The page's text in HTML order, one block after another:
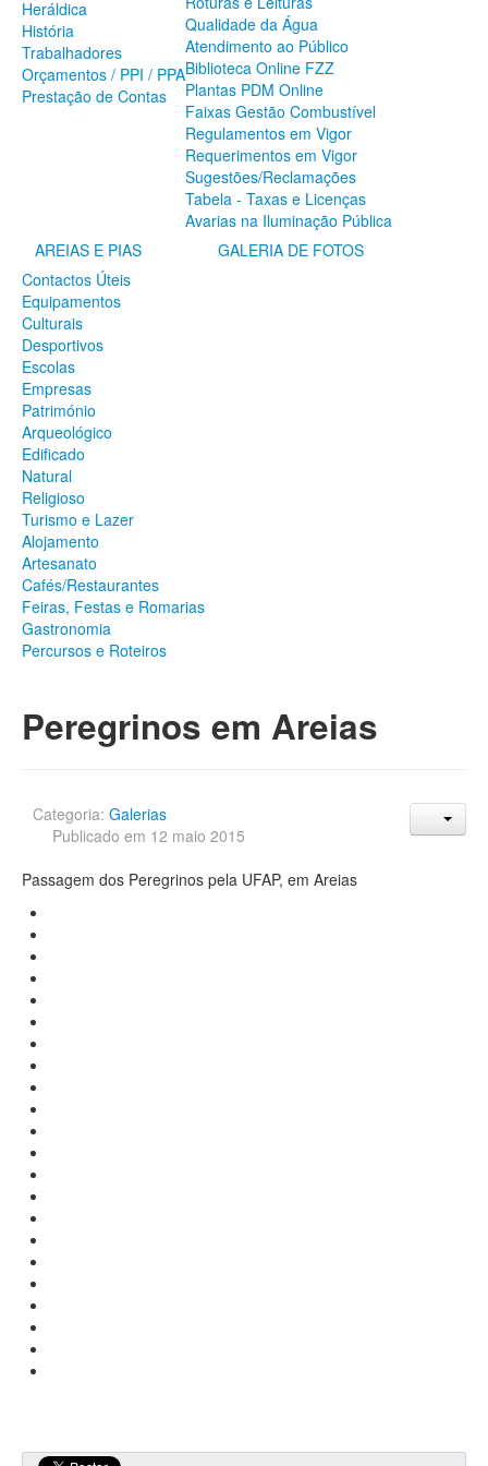
SERVIÇOS
A Minha Rua
Abastecimento de Água
Roturas e Leituras
Atendimento ao Público
Biblioteca Online FZZ
Faixas Gestão Combustível
Regulamentos em Vigor
Requerimentos em Vigor
Sugestões/Reclamações
Tabela - Taxas e Licenças
Avarias na Iluminação Pública
AREIAS E PIAS
Contactos Úteis
Equipamentos
Culturais
Desportivos
Escolas
Empresas
Património
Arqueológico
Edificado
Natural
Religioso
Turismo e Lazer
Alojamento
Artesanato
Gastronomia
Percursos e Roteiros
Heráldica
História
Trabalhadores
Orçamentos / PPI / PPA
Prestação de Contas
Qualidade da Água
Atendimento ao Público
Biblioteca Online FZZ
Plantas PDM Online
Faixas Gestão Combustível
Regulamentos em Vigor
Requerimentos em Vigor
Sugestões/Reclamações
Tabela - Taxas e Licenças
Avarias na Iluminação Pública
AREIAS E PIAS
Contactos Úteis
Equipamentos
Culturais
Desportivos
Escolas
Empresas
Património
Arqueológico
Edificado
Natural
Religioso
Turismo e Lazer
Alojamento
Artesanato
Cafés/Restaurantes
Feiras, Festas e Romarias
Gastronomia
Percursos e Roteiros
GALERIA DE FOTOS
Peregrinos em Areias
Categoria: Galerias
Publicado em 12 maio 2015
Passagem dos Peregrinos pela UFAP, em Areias